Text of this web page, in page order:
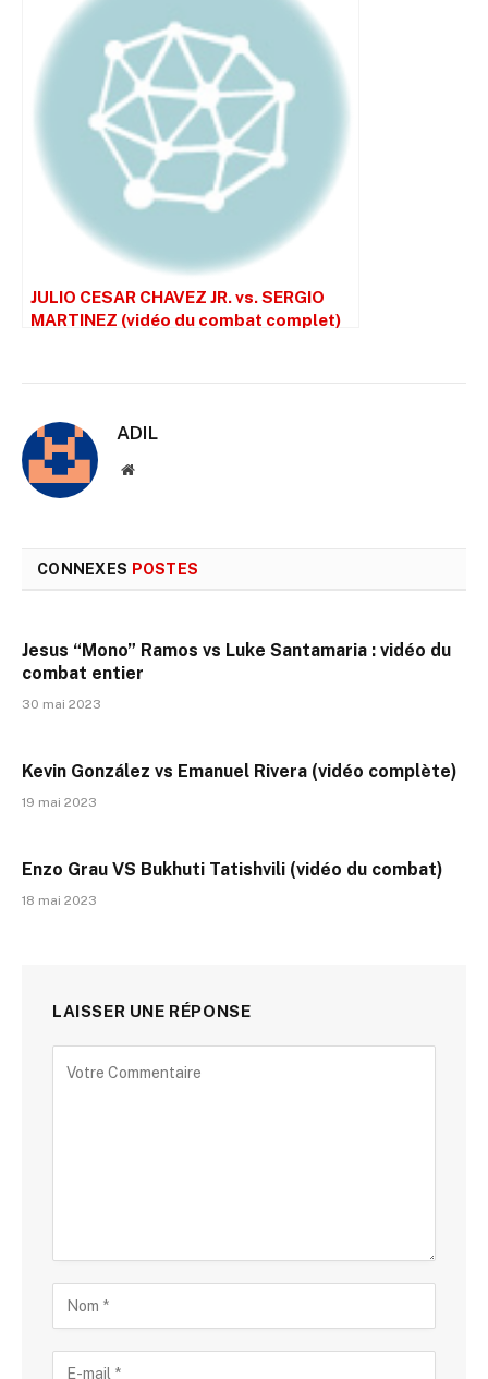
JULIO CESAR CHAVEZ JR. vs. SERGIO
MARTINEZ (vidéo du combat complet)
ADIL
Site
CONNEXES POSTES
Jesus “Mono” Ramos vs Luke Santamaria : vidéo du
combat entier
30 mai 2023
Kevin González vs Emanuel Rivera (vidéo complète)
19 mai 2023
Enzo Grau VS Bukhuti Tatishvili (vidéo du combat)
18 mai 2023
LAISSER UNE RÉPONSE